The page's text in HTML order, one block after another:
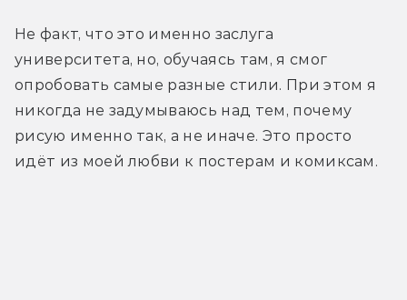
Не факт, что это именно заслуга
университета, но, обучаясь там, я смог
опробовать самые разные стили. При этом я
никогда не задумываюсь над тем, почему
рисую именно так, а не иначе. Это просто
идёт из моей любви к постерам и комиксам.